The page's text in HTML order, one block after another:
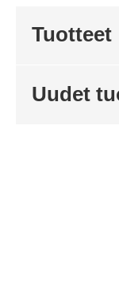
Tuotteet
Uudet